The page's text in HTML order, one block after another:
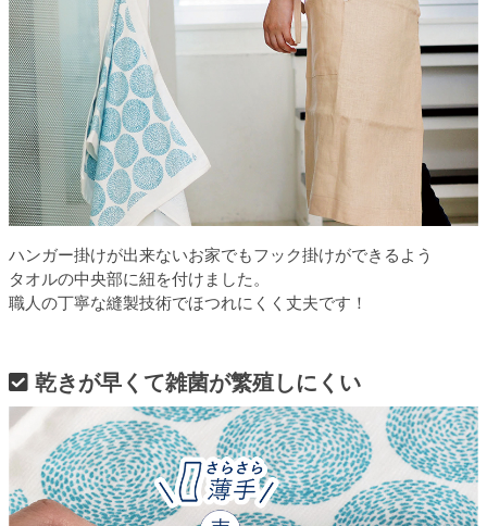
ハンガー掛けが出来ないお家でもフック掛けができるよう
タオルの中央部に紐を付けました。
職人の丁寧な縫製技術でほつれにくく丈夫です！
乾きが早くて雑菌が繁殖しにくい